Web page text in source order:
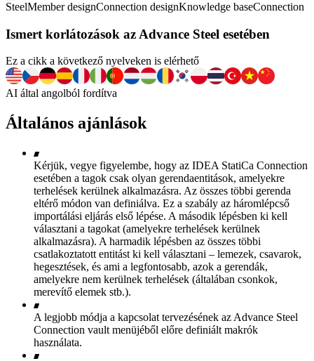
SteelMember designConnection designKnowledge baseConnection
Ismert korlátozások az Advance Steel esetében
Ez a cikk a következő nyelveken is elérhető
AI által angolból fordítva
Általános ajánlások
Kérjük, vegye figyelembe, hogy az IDEA StatiCa Connection
esetében a tagok csak olyan gerendaentitások, amelyekre
terhelések kerülnek alkalmazásra. Az összes többi gerenda
eltérő módon van definiálva. Ez a szabály az háromlépcső
importálási eljárás első lépése. A második lépésben ki kell
választani a tagokat (amelyekre terhelések kerülnek
alkalmazásra). A harmadik lépésben az összes többi
csatlakoztatott entitást ki kell választani – lemezek, csavarok,
hegesztések, és ami a legfontosabb, azok a gerendák,
amelyekre nem kerülnek terhelések (általában csonkok,
merevítő elemek stb.).
A legjobb módja a kapcsolat tervezésének az Advance Steel
Connection vault menüjéből előre definiált makrók
használata.